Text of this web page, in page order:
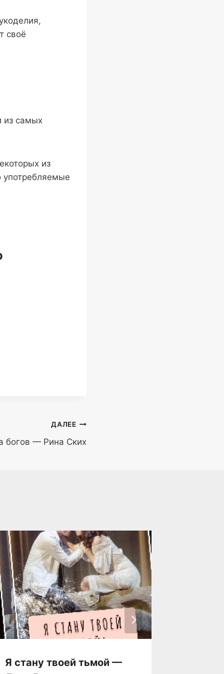
своё
из самых
из
употребляемые
ДАЛЕЕ
богов — Рина Ских
Я стану твоей тьмой —